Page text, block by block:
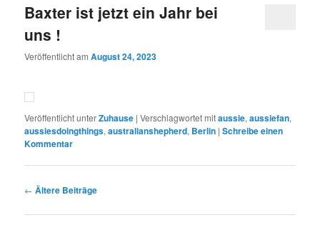
Baxter ist jetzt ein Jahr bei
uns !
Veröffentlicht amAugust 24, 2023
Veröffentlicht unterZuhause |Verschlagwortet mitaussie,aussiefan,
aussiesdoingthings,australianshepherd, Berlin |Schreibe einen
Kommentar
Beitragsnavigation
← Ältere Beiträge